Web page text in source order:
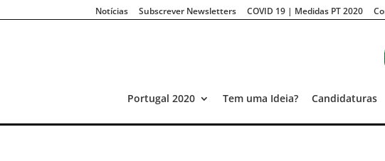
Notícias Subscrever Newsletters COVID 19 | Medidas PT 2020
Portugal 2020 Tem uma Ideia? Candidaturas